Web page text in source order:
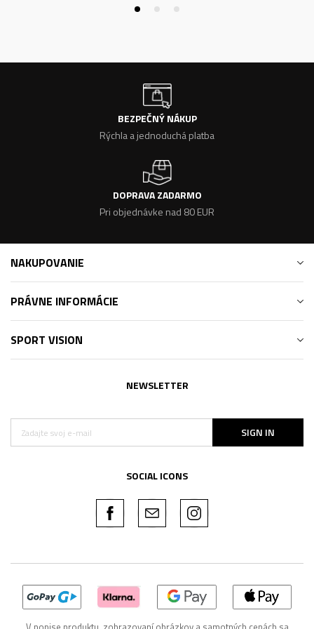
BEZPEČNÝ NÁKUP
Rýchla a jednoduchá platba
DOPRAVA ZADARMO
Pri objednávke nad 80 EUR
NAKUPOVANIE
PRÁVNE INFORMÁCIE
SPORT VISION
NEWSLETTER
SIGN IN
SOCIAL ICONS